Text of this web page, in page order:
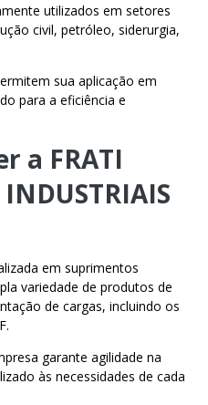
utilizados em setores
civil, petróleo, siderurgia,
sua aplicação em
para a eficiência e
a FRATI
em suprimentos
variedade de produtos de
de cargas, incluindo os
garante agilidade na
às necessidades de cada